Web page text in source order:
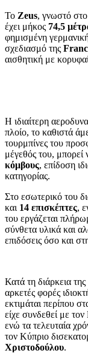
Το Zeus, γνωστό
έχει μήκος 74,5
φημισμένη
σχεδιασμό της
αισθητική με
Η ιδιαίτερη
πλοίο, το καθιστά
τουρμπίνες του
μέγεθός του, μπορεί
κόμβους, επίδοση
κατηγορίας.
Στο εσωτερικό του
και 14 επισκέπτες,
του εργάζεται
σύνθετα υλικά και
επιδόσεις όσο και
Κατά τη διάρκεια
αρκετές φορές
εκτιμάται περίπου
είχε συνδεθεί με
ενώ τα τελευταία
τον Κύπριο
Χριστοδούλου.